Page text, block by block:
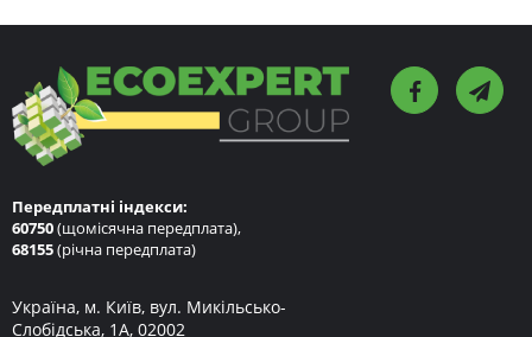
Передплатні індекси:
60750(щомісячна передплата),
68155(річна передплата)
Україна, м. Київ, вул. Микільсько-
Слобідська, 1А, 02002